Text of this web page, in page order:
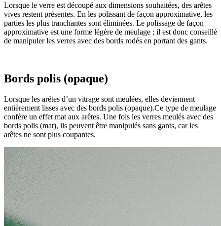
Lorsque le verre est découpé aux dimensions souhaitées, des arêtes
vives restent présentes. En les polissant de façon approximative, les
parties les plus tranchantes sont éliminées. Le polissage de façon
approximative est une forme légère de meulage ; il est donc conseillé
de manipuler les verres avec des bords rodés en portant des gants.
Bords polis (opaque)
Lorsque les arêtes d’un vitrage sont meulées, elles deviennent
entièrement lisses avec des bords polis (opaque).Ce type de meulage
confère un effet mat aux arêtes. Une fois les verres meulés avec des
bords polis (mat), ils peuvent être manipulés sans gants, car les
arêtes ne sont plus coupantes.